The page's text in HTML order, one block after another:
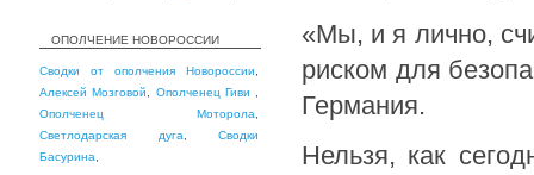
ОПОЛЧЕНИЕ НОВОРОССИИ
Сводки от ополчения Новороссии
Алексей Мозговой
Ополченец Гиви
Ополченец Моторола
Светлодарская дуга
Сводки
Басурина
«Мы, и я лично,
риском для
Германия.
Нельзя, как